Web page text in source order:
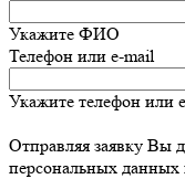
Укажите ФИО
Телефон или e-mail
Укажите телефон или
Отправляя заявку Вы
персональных данных